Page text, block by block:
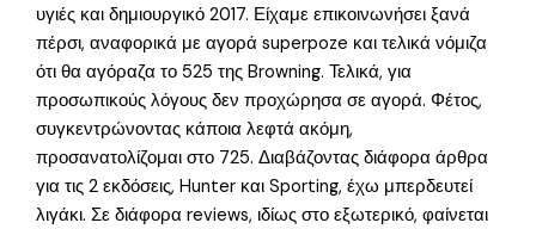
υγιές και δημιουργικό 2017. Είχαμε επικοινωνήσει ξανά
πέρσι, αναφορικά με αγορά superpoze και τελικά νόμιζα
ότι θα αγόραζα το 525 της Browning. Τελικά, για
προσωπικούς λόγους δεν προχώρησα σε αγορά. Φέτος,
συγκεντρώνοντας κάποια λεφτά ακόμη,
προσανατολίζομαι στο 725. Διαβάζοντας διάφορα άρθρα
για τις 2 εκδόσεις, Hunter και Sporting, έχω μπερδευτεί
λιγάκι. Σε διάφορα reviews, ιδίως στο εξωτερικό, φαίνεται